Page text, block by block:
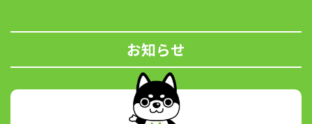
お知らせ